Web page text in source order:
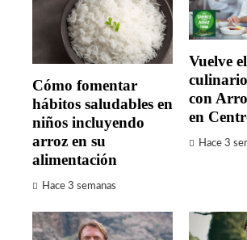
Cómo fomentar
hábitos saludables en
niños incluyendo
arroz en su
alimentación
Hace 3 semanas
Vuelve
con
en
Hace 3